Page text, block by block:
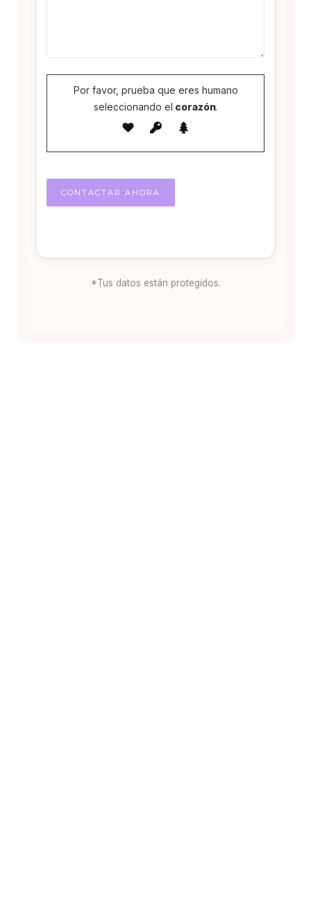
Por favor, prueba que eres humano
seleccionando el corazón.
*Tus datos están protegidos.